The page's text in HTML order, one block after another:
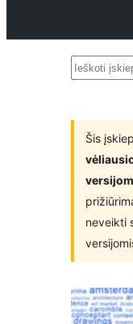
Ieškoti
Šis
neveikti